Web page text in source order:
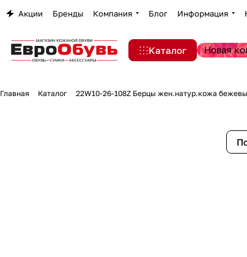
Акции Бренды Компания Блог Информация
Каталог Новая
Главная Каталог 22W10-26-108Z Берцы жен.натур.кожа